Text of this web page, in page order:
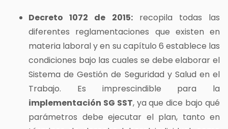
Decreto 1072 de 2015:recopila todas las
diferentes reglamentaciones que existen en
materia laboral y en su capítulo 6 establece las
condiciones bajo las cuales se debe elaborar el
Sistema de Gestión de Seguridad y Salud en el
Trabajo. Es imprescindible para la
implementación SG SST, ya que dice bajo qué
parámetros debe ejecutar el plan, tanto en